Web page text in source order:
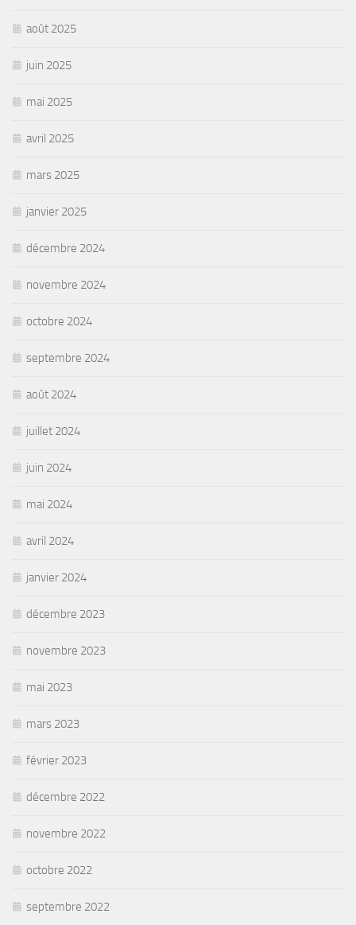
août 2025
juin 2025
mai 2025
avril 2025
mars 2025
janvier 2025
décembre 2024
novembre 2024
octobre 2024
septembre 2024
août 2024
juillet 2024
juin 2024
mai 2024
avril 2024
janvier 2024
décembre 2023
novembre 2023
mai 2023
mars 2023
février 2023
décembre 2022
novembre 2022
octobre 2022
septembre 2022